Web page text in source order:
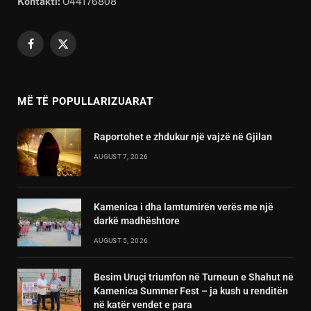
Facebook
X
MË TË POPULLARIZUARAT
Raportohet e zhdukur një vajzë në Gjilan
AUGUST 7, 2026
Kamenica i dha lamtumirën verës me një
darkë madhështore
AUGUST 5, 2026
Besim Uruçi triumfon në Turneun e Shahut në
Kamenica Summer Fest – ja kush u renditën
në katër vendet e para